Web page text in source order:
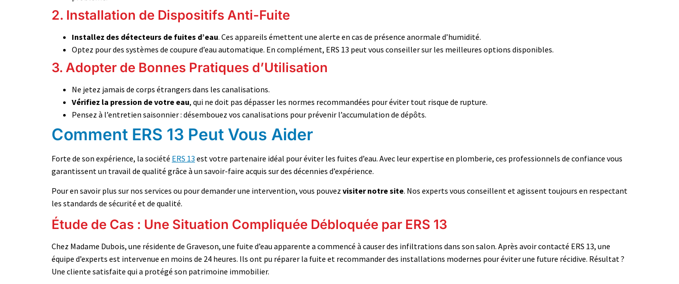
2. Installation de Dispositifs Anti-Fuite
Installez des détecteurs de fuites d’eau. Ces appareils émettent une alerte en cas de présence anormale d’humidité.
Optez pour des systèmes de coupure d’eau automatique. En complément, ERS 13 peut vous conseiller sur les meilleures options disponibles.
3. Adopter de Bonnes Pratiques d’Utilisation
Ne jetez jamais de corps étrangers dans les canalisations.
Vérifiez la pression de votre eau, qui ne doit pas dépasser les normes recommandées pour éviter tout risque de rupture.
Pensez à l’entretien saisonnier : désembouez vos canalisations pour prévenir l’accumulation de dépôts.
Comment ERS 13 Peut Vous Aider
Forte de son expérience, la société ERS 13 est votre partenaire idéal pour éviter les fuites d’eau. Avec leur expertise en plomberie, ces professionnels de confiance vous
garantissent un travail de qualité grâce à un savoir-faire acquis sur des décennies d’expérience.
Pour en savoir plus sur nos services ou pour demander une intervention, vous pouvez visiter notre site. Nos experts vous conseillent et agissent toujours en respectant
les standards de sécurité et de qualité.
Étude de Cas : Une Situation Compliquée Débloquée par ERS 13
Chez Madame Dubois, une résidente de Graveson, une fuite d’eau apparente a commencé à causer des infiltrations dans son salon. Après avoir contacté ERS 13, une
équipe d’experts est intervenue en moins de 24 heures. Ils ont pu réparer la fuite et recommander des installations modernes pour éviter une future récidive. Résultat ?
Une cliente satisfaite qui a protégé son patrimoine immobilier.